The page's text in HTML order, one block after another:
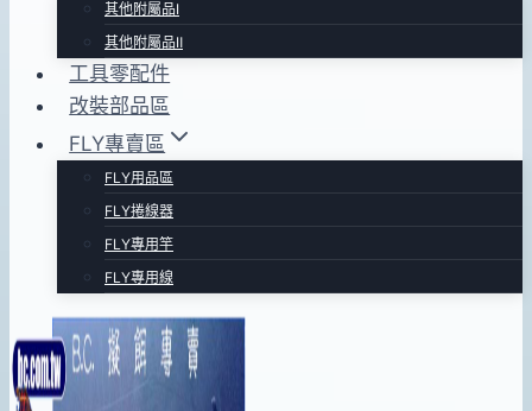
其他附屬品Ⅰ
其他附屬品Ⅱ
工具零配件
改裝部品區
FLY專賣區
FLY用品區
FLY捲線器
FLY專用竿
FLY專用線